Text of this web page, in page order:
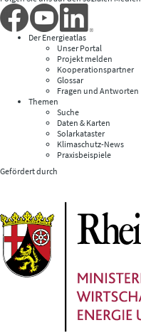
Der Energieatlas
Unser Portal
Projekt melden
Kooperationspartner
Glossar
Fragen und Antworten
Themen
Suche
Daten & Karten
Solarkataster
Klimaschutz-News
Praxisbeispiele
Gefördert durch